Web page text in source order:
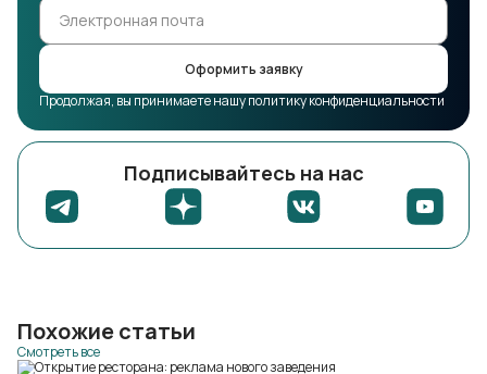
Оформить заявку
Продолжая, вы принимаете нашу политику конфиденциальности
Подписывайтесь на нас
Похожие статьи
Смотреть все